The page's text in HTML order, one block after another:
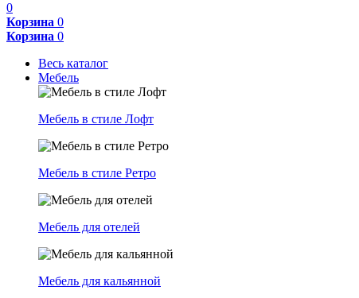
0
Корзина 0
Корзина 0
Весь каталог
Мебель
Мебель в стиле Лофт
Мебель в стиле Ретро
Мебель для отелей
Мебель для кальянной